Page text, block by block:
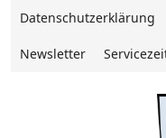
Datenschutzerklärung
Newsletter